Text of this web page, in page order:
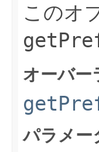
このオ
オーバー
パラメー